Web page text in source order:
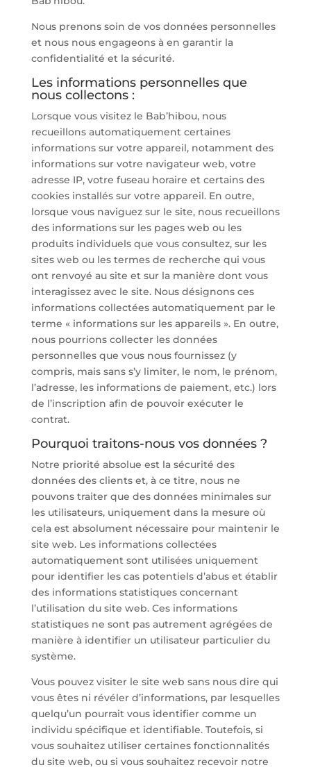
Nous prenons soin de vos données personnelles
et nous nous engageons à en garantir la
confidentialité et la sécurité.
Les informations personnelles que
nous collectons :
Lorsque vous visitez le Bab’hibou, nous
recueillons automatiquement certaines
informations sur votre appareil, notamment des
informations sur votre navigateur web, votre
adresse IP, votre fuseau horaire et certains des
cookies installés sur votre appareil. En outre,
lorsque vous naviguez sur le site, nous recueillons
des informations sur les pages web ou les
produits individuels que vous consultez, sur les
sites web ou les termes de recherche qui vous
ont renvoyé au site et sur la manière dont vous
interagissez avec le site. Nous désignons ces
informations collectées automatiquement par le
terme « informations sur les appareils ». En outre,
nous pourrions collecter les données
personnelles que vous nous fournissez (y
compris, mais sans s’y limiter, le nom, le prénom,
l’adresse, les informations de paiement, etc.) lors
de l’inscription afin de pouvoir exécuter le
contrat.
Pourquoi traitons-nous vos données ?
Notre priorité absolue est la sécurité des
données des clients et, à ce titre, nous ne
pouvons traiter que des données minimales sur
les utilisateurs, uniquement dans la mesure où
cela est absolument nécessaire pour maintenir le
site web. Les informations collectées
automatiquement sont utilisées uniquement
pour identifier les cas potentiels d’abus et établir
des informations statistiques concernant
l’utilisation du site web. Ces informations
statistiques ne sont pas autrement agrégées de
manière à identifier un utilisateur particulier du
système.
Vous pouvez visiter le site web sans nous dire qui
vous êtes ni révéler d’informations, par lesquelles
quelqu’un pourrait vous identifier comme un
individu spécifique et identifiable. Toutefois, si
vous souhaitez utiliser certaines fonctionnalités
du site web, ou si vous souhaitez recevoir notre